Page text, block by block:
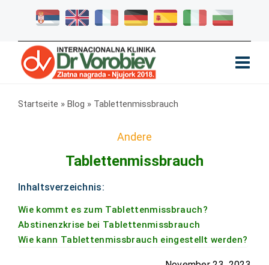
Startseite » Blog » Tablettenmissbrauch
Andere
Tablettenmissbrauch
Inhaltsverzeichnis:
Wie kommt es zum Tablettenmissbrauch?
Abstinenzkrise bei Tablettenmissbrauch
Wie kann Tablettenmissbrauch eingestellt werden?